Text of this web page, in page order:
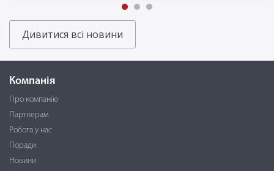
Дивитися всі новини
Компанія
Про компанію
Партнерам
Робота у нас
Поради
Новини